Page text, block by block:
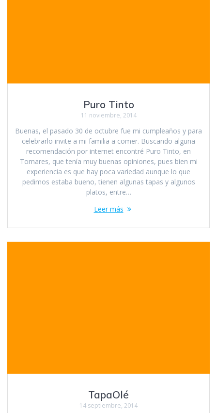
Puro Tinto
11 noviembre, 2014
Buenas, el pasado 30 de octubre fue mi cumpleaños y para
celebrarlo invite a mi familia a comer. Buscando alguna
recomendación por internet encontré Puro Tinto, en
Tomares, que tenía muy buenas opiniones, pues bien mi
experiencia es que hay poca variedad aunque lo que
pedimos estaba bueno, tienen algunas tapas y algunos
platos, entre…
Leer más
TapaOlé
14 septiembre, 2014